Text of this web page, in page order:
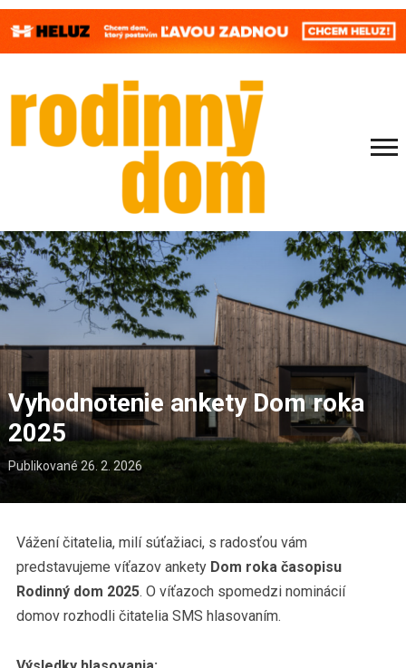
Vyhodnotenie ankety Dom roka
2025
Publikované26. 2. 2026
Vážení čitatelia, milí súťažiaci, s radosťou vám
predstavujeme víťazov ankety Dom roka časopisu
Rodinný dom 2025. O víťazoch spomedzi nominácií
domov rozhodli čitatelia SMS hlasovaním.